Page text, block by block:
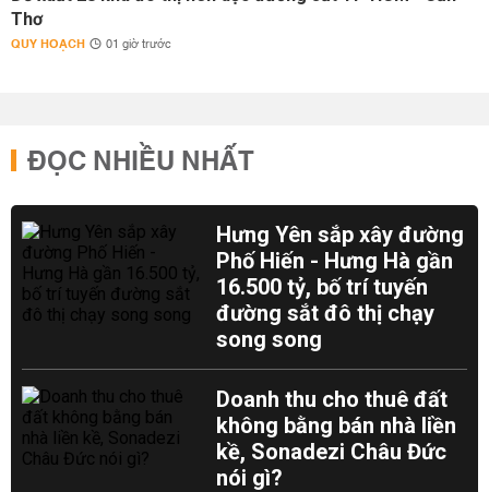
Thơ
QUY HOẠCH 01 giờ trước
ĐỌC NHIỀU NHẤT
Hưng Yên sắp xây đường
Phố Hiến - Hưng Hà gần
16.500 tỷ, bố trí tuyến
đường sắt đô thị chạy
song song
Doanh thu cho thuê đất
không bằng bán nhà liền
kề, Sonadezi Châu Đức
nói gì?